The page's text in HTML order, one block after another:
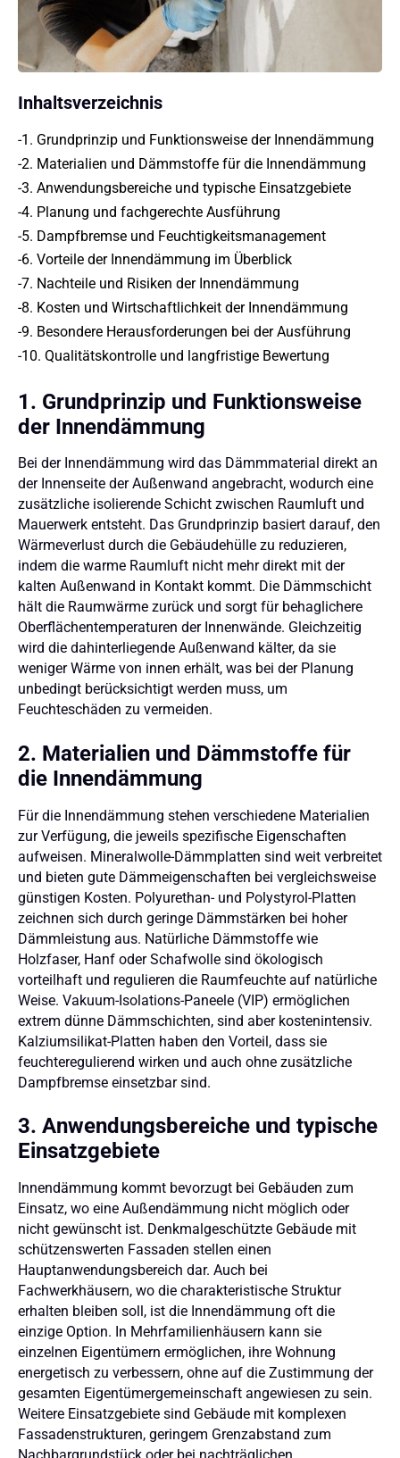
Inhaltsverzeichnis
-1. Grundprinzip und Funktionsweise der Innendämmung
-2. Materialien und Dämmstoffe für die Innendämmung
-3. Anwendungsbereiche und typische Einsatzgebiete
-4. Planung und fachgerechte Ausführung
-5. Dampfbremse und Feuchtigkeitsmanagement
-6. Vorteile der Innendämmung im Überblick
-7. Nachteile und Risiken der Innendämmung
-8. Kosten und Wirtschaftlichkeit der Innendämmung
-9. Besondere Herausforderungen bei der Ausführung
-10. Qualitätskontrolle und langfristige Bewertung
1. Grundprinzip und Funktionsweise
der Innendämmung
Bei der Innendämmung wird das Dämmmaterial direkt an
der Innenseite der Außenwand angebracht, wodurch eine
zusätzliche isolierende Schicht zwischen Raumluft und
Mauerwerk entsteht. Das Grundprinzip basiert darauf, den
Wärmeverlust durch die Gebäudehülle zu reduzieren,
indem die warme Raumluft nicht mehr direkt mit der
kalten Außenwand in Kontakt kommt. Die Dämmschicht
hält die Raumwärme zurück und sorgt für behaglichere
Oberflächentemperaturen der Innenwände. Gleichzeitig
wird die dahinterliegende Außenwand kälter, da sie
weniger Wärme von innen erhält, was bei der Planung
unbedingt berücksichtigt werden muss, um
Feuchteschäden zu vermeiden.
2. Materialien und Dämmstoffe für
die Innendämmung
Für die Innendämmung stehen verschiedene Materialien
zur Verfügung, die jeweils spezifische Eigenschaften
aufweisen. Mineralwolle-Dämmplatten sind weit verbreitet
und bieten gute Dämmeigenschaften bei vergleichsweise
günstigen Kosten. Polyurethan- und Polystyrol-Platten
zeichnen sich durch geringe Dämmstärken bei hoher
Dämmleistung aus. Natürliche Dämmstoffe wie
Holzfaser, Hanf oder Schafwolle sind ökologisch
vorteilhaft und regulieren die Raumfeuchte auf natürliche
Weise. Vakuum-Isolations-Paneele (VIP) ermöglichen
extrem dünne Dämmschichten, sind aber kostenintensiv.
Kalziumsilikat-Platten haben den Vorteil, dass sie
feuchteregulierend wirken und auch ohne zusätzliche
Dampfbremse einsetzbar sind.
3. Anwendungsbereiche und typische
Einsatzgebiete
Innendämmung kommt bevorzugt bei Gebäuden zum
Einsatz, wo eine Außendämmung nicht möglich oder
nicht gewünscht ist. Denkmalgeschützte Gebäude mit
schützenswerten Fassaden stellen einen
Hauptanwendungsbereich dar. Auch bei
Fachwerkhäusern, wo die charakteristische Struktur
erhalten bleiben soll, ist die Innendämmung oft die
einzige Option. In Mehrfamilienhäusern kann sie
einzelnen Eigentümern ermöglichen, ihre Wohnung
energetisch zu verbessern, ohne auf die Zustimmung der
gesamten Eigentümergemeinschaft angewiesen zu sein.
Weitere Einsatzgebiete sind Gebäude mit komplexen
Fassadenstrukturen, geringem Grenzabstand zum